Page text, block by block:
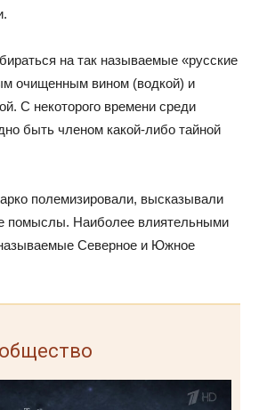
на так называемые «русские
очищенным вином (водкой) и
С некоторого времени среди
быть членом какой-либо тайной
полемизировали, высказывали
помыслы. Наиболее влиятельными
Северное и Южное